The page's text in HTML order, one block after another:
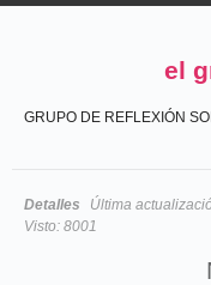
el
GRUPO DE REFLEXIÓN
Detalles Última
Visto: 8001